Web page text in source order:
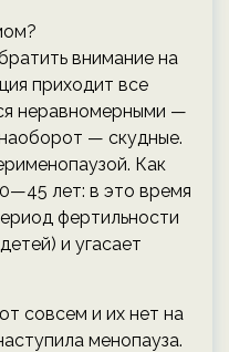
внимание на
приходит все
неравномерными —
— скудные.
Как
лет: в это время
фертильности
и угасает
совсем и их нет на
менопауза.